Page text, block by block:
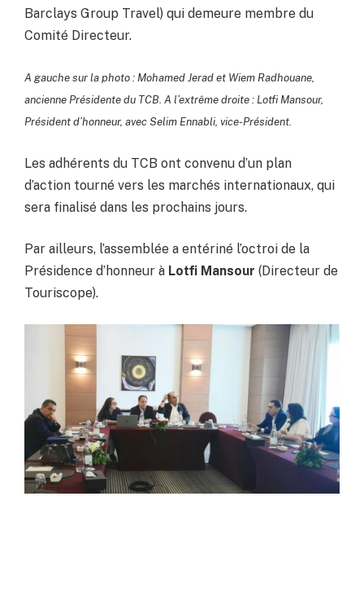
Barclays Group Travel) qui demeure membre du
Comité Directeur.
A gauche sur la photo : Mohamed Jerad et Wiem Radhouane,
ancienne Présidente du TCB. A l’extrême droite : Lotfi Mansour,
Président d’honneur, avec Selim Ennabli, vice-Président.
Les adhérents du TCB ont convenu d’un plan
d’action tourné vers les marchés internationaux, qui
sera finalisé dans les prochains jours.
Par ailleurs, l’assemblée a entériné l’octroi de la
Présidence d’honneur à Lotfi Mansour (Directeur de
Touriscope).